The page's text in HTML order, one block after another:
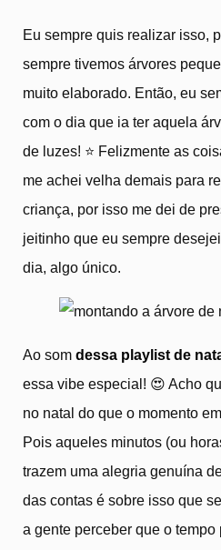
Eu sempre quis realizar isso,
sempre tivemos árvores
muito elaborado. Então, eu
com o dia que ia ter aquela
de luzes! ⭐ Felizmente as
me achei velha demais para
criança, por isso me dei de
jeitinho que eu sempre
dia, algo único.
Ao som dessa playlist de
essa vibe especial! 😍 Acho
no natal do que o momento
Pois aqueles minutos (ou
trazem uma alegria genuína
das contas é sobre isso que
a gente perceber que o